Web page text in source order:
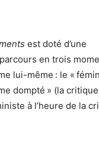
est doté d’une
en trois
lui-même : le «
dompté » (la
à l’heure de la